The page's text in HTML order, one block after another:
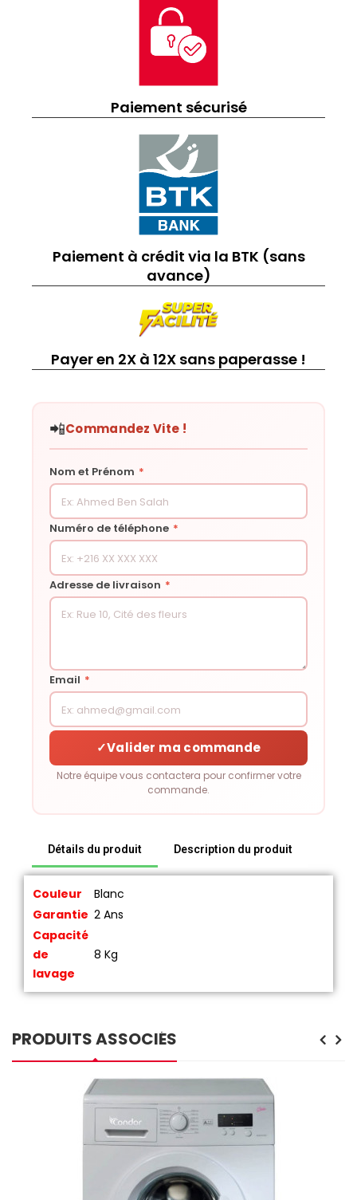
Paiement sécurisé
Paiement à crédit via la BTK (sans
avance)
Payer en 2X à 12X sans paperasse !
📲Commandez Vite !
Nom et Prénom *
Numéro de téléphone *
Adresse de livraison *
Email *
✓Valider ma commande
Notre équipe vous contactera pour confirmer votre
commande.
Détails du produit Description du produit
Couleur
Blanc
Garantie 2 Ans
Capacité
de
lavage
8 Kg
PRODUITS ASSOCIÉS